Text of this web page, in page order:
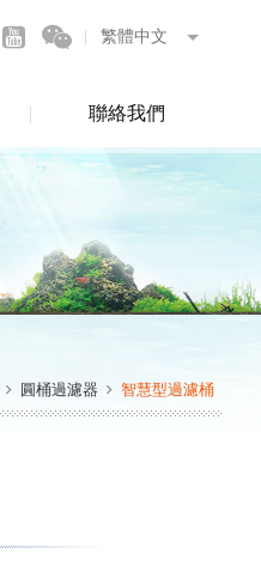
聯絡我們
圓桶過濾器 智慧型過濾桶